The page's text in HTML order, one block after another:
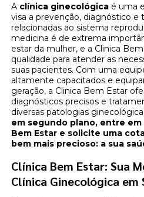
A clínica ginecológica é uma
visa a prevenção, diagnóstico
relacionadas ao sistema
medicina é de extrema
estar da mulher, e a Clinica
qualidade para atender as
suas pacientes. Com uma
altamente capacitados e
geração, a Clinica Bem Estar
diagnósticos precisos e
diversas patologias
em segundo plano, entre
Bem Estar e solicite uma
bem mais precioso: a sua
Clínica Bem Estar: Sua
Clínica Ginecológica em